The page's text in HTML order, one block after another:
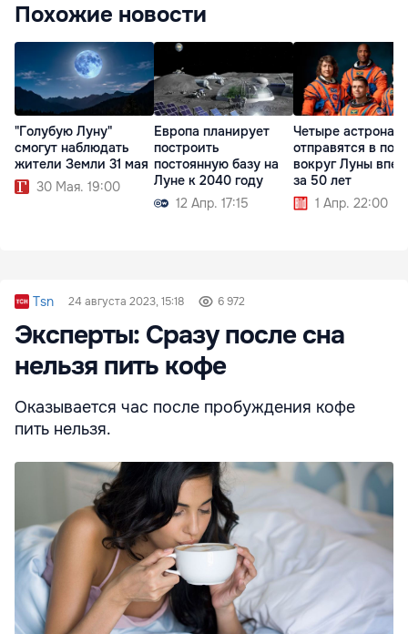
Похожие новости
"Голубую Луну"
смогут наблюдать
жители Земли 31 мая
30 Мая. 19:00
Европа планирует
построить
постоянную базу на
Луне к 2040 году
12 Апр. 17:15
Четыре
отправятся в
вокруг Луны
за 50 лет
1 Апр. 22:00
Tsn 24 августа 2023, 15:18 6 972
Эксперты: Сразу после сна
нельзя пить кофе
Оказывается час после пробуждения кофе
пить нельзя.